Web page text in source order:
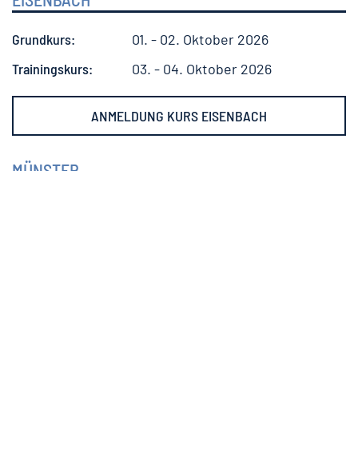
Grundkurs:
01. - 02. Oktober 2026
Trainingskurs:
03. - 04. Oktober 2026
ANMELDUNG KURS EISENBACH
MÜNSTER